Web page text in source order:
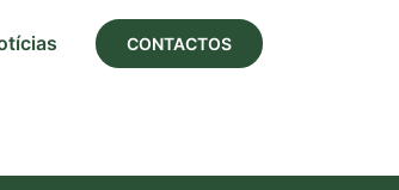
CONTACTOS